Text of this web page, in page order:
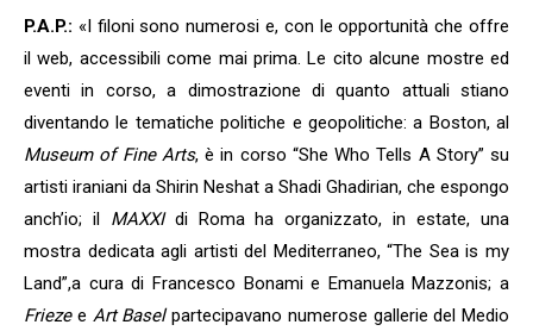
P.A.P.: «I filoni sono numerosi e, con le opportunità che offre
il web, accessibili come mai prima. Le cito alcune mostre ed
eventi in corso, a dimostrazione di quanto attuali stiano
diventando le tematiche politiche e geopolitiche: a Boston, al
Museum of Fine Arts, è in corso “She Who Tells A Story” su
artisti iraniani da Shirin Neshat a Shadi Ghadirian, che espongo
anch’io; il MAXXIdi Roma ha organizzato, in estate, una
mostra dedicata agli artisti del Mediterraneo, “The Sea is my
Land”,a cura di Francesco Bonami e Emanuela Mazzonis; a
Friezee Art Baselpartecipavano numerose gallerie del Medio